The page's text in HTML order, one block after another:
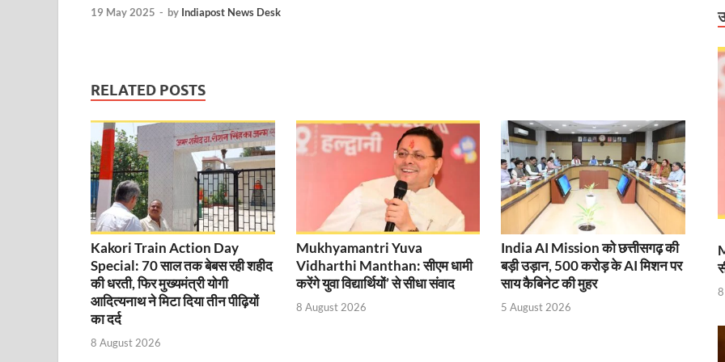
EV Charging Station: यूपी में 238 नए पब्लिक ईवी चार्जिंग स्टेशन और 714 चार्जर लगाने के प्रयास तेज
Uttarakhand Female Boxer: मुख्यमंत्री धामी से मिलीं अंतरराष्ट्रीय स्तर पर पदक जीतने वाली उत्तराखंड की महिला मुक्केबाज, मुख्यमंत्री ने किया
Bharat Tex 2026: टेक्सटाइल निवेश के प्रमुख गंतव्य के रूप में उभरा उत्तर प्रदेश
Shri Ram Mandir: श्रीराम मंदिर चढ़ावा चोरी के आरोपियों को वीआईपी सुविधा मिलने की खबरों का जेल प्रशासन ने किया खंडन
CM Yogi Barabanki Visit: मुख्यमंत्री योगी आदित्यनाथ सोमवार को बाराबंकी दौरे पर रहेंगे, विकास परियोजनाओं की देंगे सौगात
The Kshitij Show: द क्षितिज शो में पहुंचे जुयाल और निहारिका NM
Lok Sanvardhan Parva: देहरादून में मुख्यमंत्री पुष्कर सिंह धामी एवं केंद्रीय मंत्री किरेन रिजिजू ने किया छठे ‘लोक संवर्धन पर्व’ का शुभारंभ
West Bengal Rajya Sabha By-Election: चुनाव आयोग ने पश्चिम बंगाल की 3 राज्यसभा सीट पर उपचुनाव का किया ऐलान
19 May 2025 - by Indiapost News Desk
RELATED POSTS
Kakori Train Action Day
Special: 70 साल तक बेबस रही शहीद
की धरती, फिर मुख्यमंत्री योगी
आदित्यनाथ ने मिटा दिया तीन पीढ़ियों
का दर्द
8 August 2026
Mukhyamantri Yuva
Vidharthi Manthan: सीएम धामी
करेंगे युवा विद्यार्थियों’ से सीधा संवाद
8 August 2026
India AI Mission को छत्तीसगढ़ की
बड़ी उड़ान, 500 करोड़ के AI मिशन पर
साय कैबिनेट की मुहर
5 August 2026